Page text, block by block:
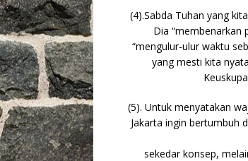
(4).Sabda Tuhan yang
Dia “membenarkan
“mengulur-ulur waktu
yang mesti kita
(5). Untuk menyatakan
Jakarta ingin bertumbuh
sekedar konsep,